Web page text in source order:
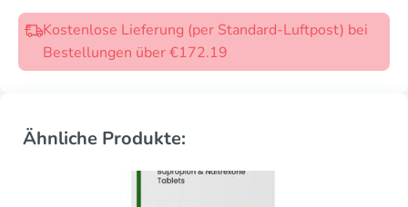
Kostenlose Lieferung (per Standard-Luftpost) bei
Bestellungen über €172.19
Ähnliche Produkte: